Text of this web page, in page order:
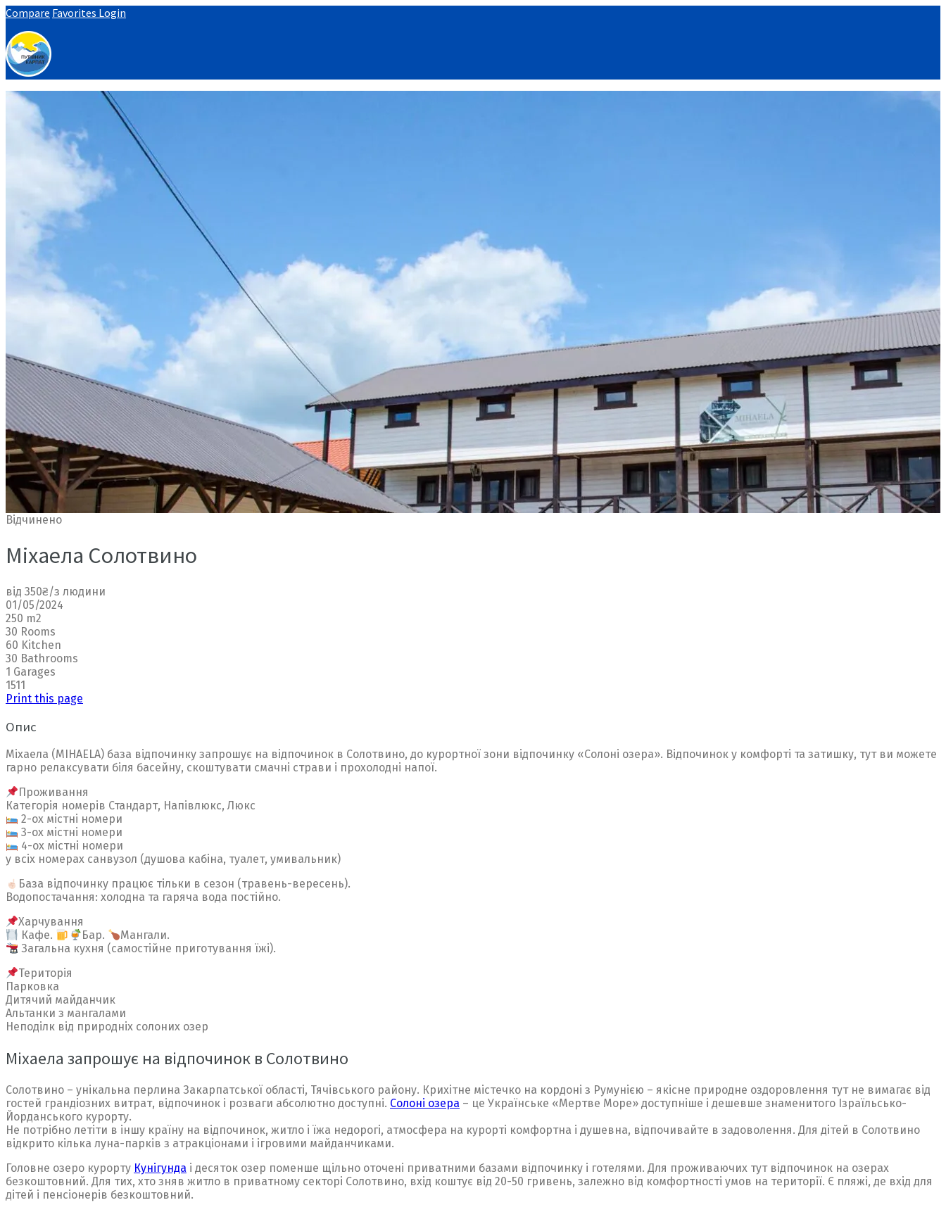
Compare Favorites Login
Відчинено
Міхаела Солотвино
від 350₴/з людини
01/05/2024
250 m2
30 Rooms
60 Kitchen
30 Bathrooms
1 Garages
1511
Print this page
Опис
Міхаела (MIHAELA) база відпочинку запрошує на відпочинок в Солотвино, до курортної зони відпочинку «Солоні озера». Відпочинок у комфорті та затишку, тут ви можете
гарно релаксувати біля басейну, скоштувати смачні страви і прохолодні напої.
Проживання
Категорія номерів Стандарт, Напівлюкс, Люкс
2-ох містні номери
3-ох містні номери
4-ох містні номери
у всіх номерах санвузол (душова кабіна, туалет, умивальник)
База відпочинку працює тільки в сезон (травень-вересень).
Водопостачання: холодна та гаряча вода постійно.
Харчування
Кафе.
Бар.
Мангали.
Загальна кухня (самостійне приготування їжі).
Територія
Парковка
Дитячий майданчик
Альтанки з мангалами
Неподілк від природніх солоних озер
Міхаела запрошує на відпочинок в Солотвино
Солотвино – унікальна перлина Закарпатської області, Тячівського району. Крихітне містечко на кордоні з Румунією – якісне природне оздоровлення тут не вимагає від
гостей грандіозних витрат, відпочинок і розваги абсолютно доступні. Солоні озера – це Українське «Мертве Море» доступніше і дешевше знаменитого Ізраїльсько-
Йорданського курорту.
Не потрібно летіти в іншу країну на відпочинок, житло і їжа недорогі, атмосфера на курорті комфортна і душевна, відпочивайте в задоволення. Для дітей в Солотвино
відкрито кілька луна-парків з атракціонами і ігровими майданчиками.
Головне озеро курорту Кунігунда і десяток озер поменше щільно оточені приватними базами відпочинку і готелями. Для проживаючих тут відпочинок на озерах
безкоштовний. Для тих, хто зняв житло в приватному секторі Солотвино, вхід коштує від 20-50 гривень, залежно від комфортності умов на території. Є пляжі, де вхід для
дітей і пенсіонерів безкоштовний.